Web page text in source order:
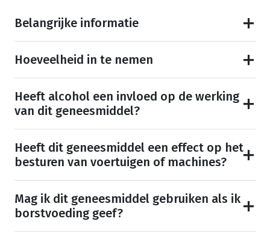
Belangrijke informatie
Hoeveelheid in te nemen
Heeft alcohol een invloed op de werking
van dit geneesmiddel?
Heeft dit geneesmiddel een effect op het
besturen van voertuigen of machines?
Mag ik dit geneesmiddel gebruiken als ik
borstvoeding geef?